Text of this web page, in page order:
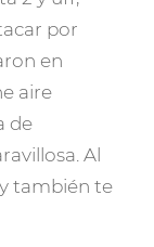
por
en
aire
de
Al
también te